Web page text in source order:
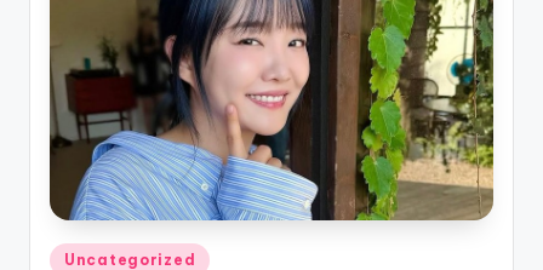
Posted
Uncategorized